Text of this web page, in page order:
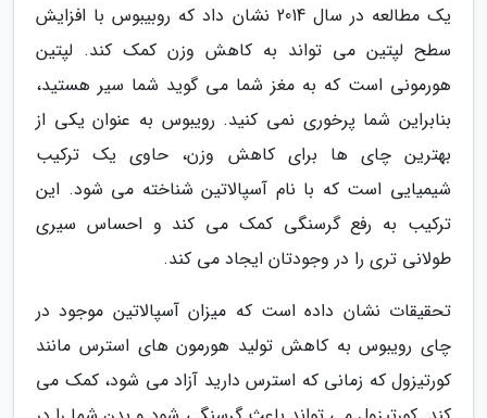
یک مطالعه در سال 2014 نشان داد که روبیبوس با افزایش
سطح لپتین می تواند به کاهش وزن کمک کند. لپتین
هورمونی است که به مغز شما می گوید شما سیر هستید،
بنابراین شما پرخوری نمی کنید. رویبوس به عنوان یکی از
بهترین چای ها برای کاهش وزن، حاوی یک ترکیب
شیمیایی است که با نام آسپالاتین شناخته می شود. این
ترکیب به رفع گرسنگی کمک می کند و احساس سیری
طولانی تری را در وجودتان ایجاد می کند.
تحقیقات نشان داده است که میزان آسپالاتین موجود در
چای رویبوس به کاهش تولید هورمون های استرس مانند
کورتیزول که زمانی که استرس دارید آزاد می شود، کمک می